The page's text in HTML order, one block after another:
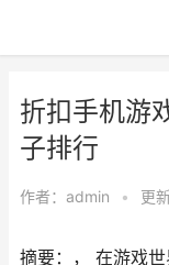
折扣手机游
子排行
作者： admin • 更
摘要：， 在游戏